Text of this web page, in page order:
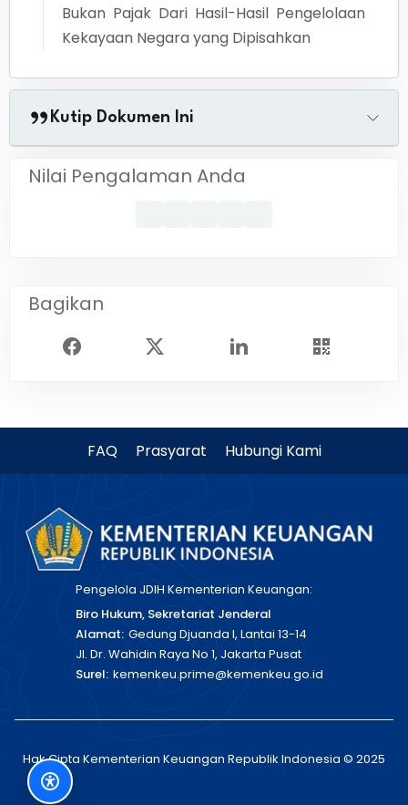
Bukan Pajak Dari Hasil-Hasil Pengelolaan
Kekayaan Negara yang Dipisahkan
Kutip Dokumen Ini
Nilai Pengalaman Anda
Bagikan
FAQ Prasyarat Hubungi Kami
Pengelola JDIH Kementerian Keuangan:
Biro Hukum, Sekretariat Jenderal
Alamat: Gedung Djuanda I, Lantai 13-14
Jl. Dr. Wahidin Raya No 1, Jakarta Pusat
Surel: kemenkeu.prime@kemenkeu.go.id
Hak Cipta Kementerian Keuangan Republik Indonesia © 2025